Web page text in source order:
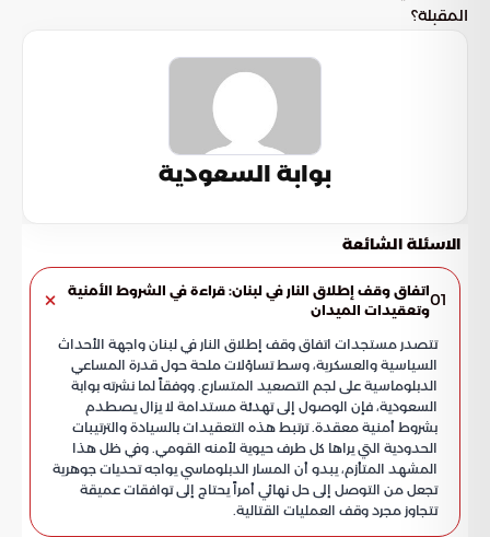
المقبلة؟
بوابة السعودية
الاسئلة الشائعة
01اتفاق وقف إطلاق النار في لبنان: قراءة في الشروط الأمنية
وتعقيدات الميدان
تتصدر مستجدات اتفاق وقف إطلاق النار في لبنان واجهة الأحداث
السياسية والعسكرية، وسط تساؤلات ملحة حول قدرة المساعي
الدبلوماسية على لجم التصعيد المتسارع. ووفقاً لما نشرته بوابة
السعودية، فإن الوصول إلى تهدئة مستدامة لا يزال يصطدم
بشروط أمنية معقدة. ترتبط هذه التعقيدات بالسيادة والترتيبات
الحدودية التي يراها كل طرف حيوية لأمنه القومي. وفي ظل هذا
المشهد المتأزم، يبدو أن المسار الدبلوماسي يواجه تحديات جوهرية
تجعل من التوصل إلى حل نهائي أمراً يحتاج إلى توافقات عميقة
تتجاوز مجرد وقف العمليات القتالية.